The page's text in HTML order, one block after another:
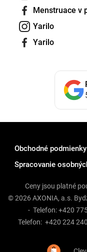
Menstruace v
Yarilo
Yarilo
Obchodné podmienky
Spracovanie
Ceny jsou platné
© 2026 AXONIA, a.s.
- Telefon:+420
Telefon: +420 224